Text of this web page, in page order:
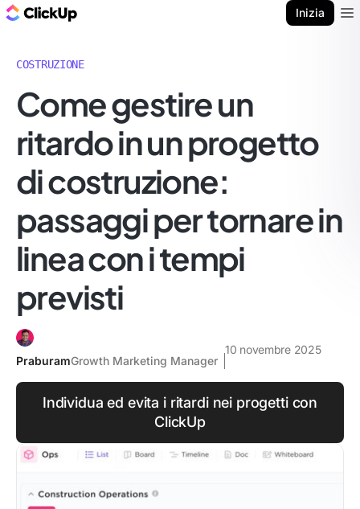
Inizia
COSTRUZIONE
Come gestire un
ritardo in un progetto
di costruzione:
passaggi per tornare in
linea con i tempi
previsti
PraburamGrowth Marketing Manager
10 novembre 2025
Individua ed evita i ritardi nei progetti con
ClickUp